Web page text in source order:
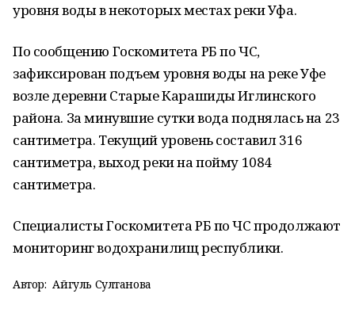
уровня воды в некоторых местах реки Уфа.
По сообщению Госкомитета РБ по ЧС,
зафиксирован подъем уровня воды на реке Уфе
возле деревни Старые Карашиды Иглинского
района. За минувшие сутки вода поднялась на 23
сантиметра. Текущий уровень составил 316
сантиметра, выход реки на пойму 1084
сантиметра.
Специалисты Госкомитета РБ по ЧС продолжают
мониторинг водохранилищ республики.
Автор: Айгуль Султанова